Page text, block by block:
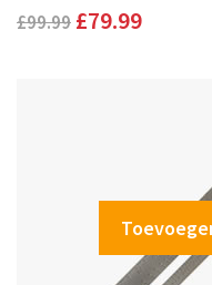
£99.99 £79.99Huidige